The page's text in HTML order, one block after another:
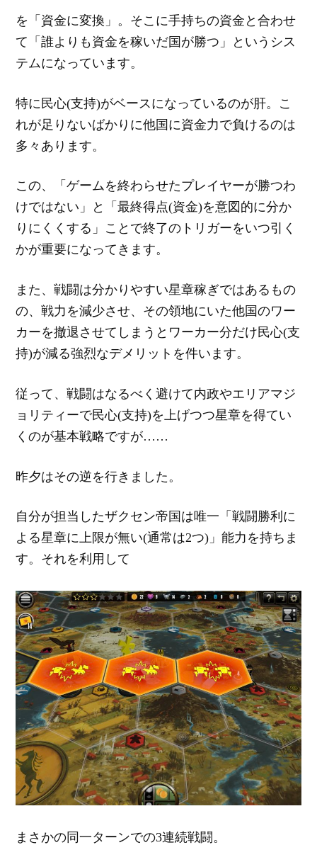
を「資金に変換」。そこに手持ちの資金と合わせ
て「誰よりも資金を稼いだ国が勝つ」というシス
テムになっています。
特に民心(支持)がベースになっているのが肝。こ
れが足りないばかりに他国に資金力で負けるのは
多々あります。
この、「ゲームを終わらせたプレイヤーが勝つわ
けではない」と「最終得点(資金)を意図的に分か
りにくくする」ことで終了のトリガーをいつ引く
かが重要になってきます。
また、戦闘は分かりやすい星章稼ぎではあるもの
の、戦力を減少させ、その領地にいた他国のワー
カーを撤退させてしまうとワーカー分だけ民心(支
持)が減る強烈なデメリットを件います。
従って、戦闘はなるべく避けて内政やエリアマジ
ョリティーで民心(支持)を上げつつ星章を得てい
くのが基本戦略ですが……
昨夕はその逆を行きました。
自分が担当したザクセン帝国は唯一「戦闘勝利に
よる星章に上限が無い(通常は2つ)」能力を持ちま
す。それを利用して
まさかの同一ターンでの3連続戦闘。